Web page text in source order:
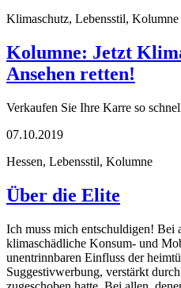
Klimaschutz, Lebensstil, Kolumne
Kolumne: Jetzt
Ansehen retten!
Verkaufen Sie Ihre Karre so
07.10.2019
Hessen, Lebensstil, Kolumne
Über die Elite
Ich muss mich entschuldigen! Bei
klimaschädliche Konsum- und
unentrinnbaren Einfluss der
Suggestivwerbung, verstärkt